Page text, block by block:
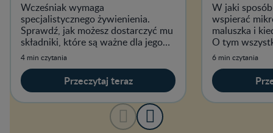
Wcześniak wymaga
specjalistycznego żywienienia.
Sprawdź, jak możesz dostarczyć mu
składniki, które są ważne dla jego
prawidłowego rozwoju.
4 min czytania
Przeczytaj teraz
W jaki
wspierać
maluszka i
O tym
naszym
6 min czytania